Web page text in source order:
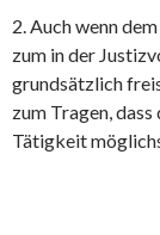
2. Auch wenn
zum in der
grundsätzlich
zum Tragen,
Tätigkeit